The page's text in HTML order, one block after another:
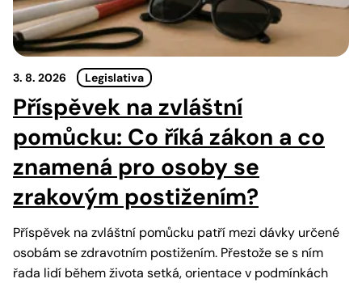
3. 8. 2026 Legislativa
Příspěvek na zvláštní
pomůcku: Co říká zákon a co
znamená pro osoby se
zrakovým postižením?
Příspěvek na zvláštní pomůcku patří mezi dávky určené
osobám se zdravotním postižením. Přestože se s ním
řada lidí během života setká, orientace v podmínkách